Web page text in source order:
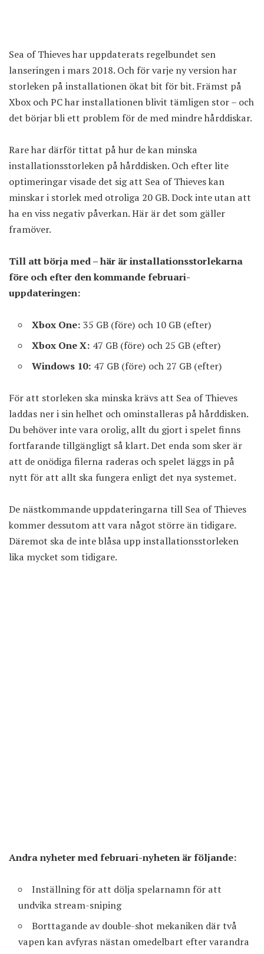
Sea of Thieves har uppdaterats regelbundet sen
lanseringen i mars 2018. Och för varje ny version har
storleken på installationen ökat bit för bit. Främst på
Xbox och PC har installationen blivit tämligen stor – och
det börjar bli ett problem för de med mindre hårddiskar.
Rare har därför tittat på hur de kan minska
installationsstorleken på hårddisken. Och efter lite
optimeringar visade det sig att Sea of Thieves kan
minskar i storlek med otroliga 20 GB. Dock inte utan att
ha en viss negativ påverkan. Här är det som gäller
framöver.
Till att börja med – här är installationsstorlekarna
före och efter den kommande februari-
uppdateringen:
Xbox One: 35 GB (före) och 10 GB (efter)
Xbox One X: 47 GB (före) och 25 GB (efter)
Windows 10: 47 GB (före) och 27 GB (efter)
För att storleken ska minska krävs att Sea of Thieves
laddas ner i sin helhet och ominstalleras på hårddisken.
Du behöver inte vara orolig, allt du gjort i spelet finns
fortfarande tillgängligt så klart. Det enda som sker är
att de onödiga filerna raderas och spelet läggs in på
nytt för att allt ska fungera enligt det nya systemet.
De nästkommande uppdateringarna till Sea of Thieves
kommer dessutom att vara något större än tidigare.
Däremot ska de inte blåsa upp installationsstorleken
lika mycket som tidigare.
Andra nyheter med februari-nyheten är följande:
Inställning för att dölja spelarnamn för att
undvika stream-sniping
Borttagande av double-shot mekaniken där två
vapen kan avfyras nästan omedelbart efter varandra